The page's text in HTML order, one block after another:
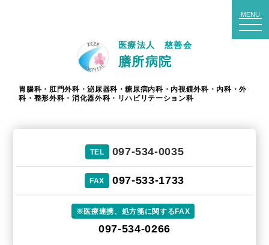
MENU
医療法人 慈善会
膳所病院
胃腸科・肛門外科・泌尿器科・糖尿病内科・内視鏡外科・内科・外
科・整形外科・消化器外科・リハビリテーション科
TEL 097-534-0035
FAX 097-533-1733
※医療連携、処方箋に関するFAX
097-534-0266